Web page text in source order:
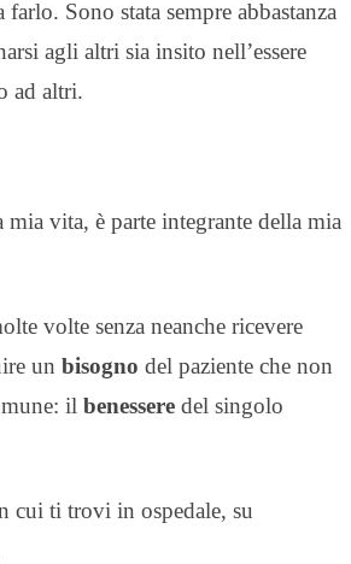
Sono stata sempre abbastanza
agli altri sia insito nell’essere
ad altri.
mia vita, è parte integrante della mia
volte senza neanche ricevere
un bisogno del paziente che non
il benessere del singolo
cui ti trovi in ospedale, su